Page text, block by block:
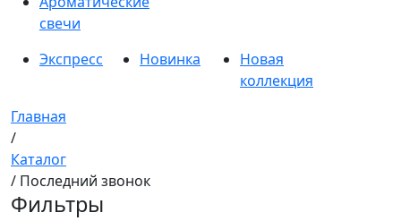
свечи
Экспресс
Новинка
Новая
коллекция
Главная
/
Каталог
/ Последний звонок
Фильтры